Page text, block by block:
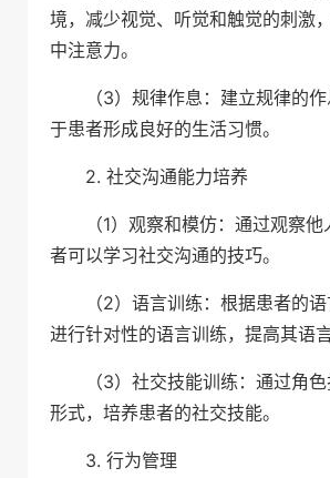
境，减少视觉、听觉和触觉的刺激
中注意力。
（3）规律作息：建立规律的
于患者形成良好的生活习惯。
2. 社交沟通能力培养
（1）观察和模仿：通过观察
者可以学习社交沟通的技巧。
（2）语言训练：根据患者的语
进行针对性的语言训练，提高其语
（3）社交技能训练：通过角
形式，培养患者的社交技能。
3. 行为管理